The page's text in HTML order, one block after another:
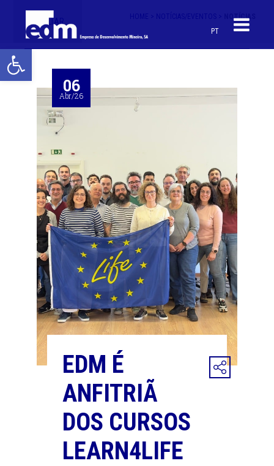
Open toolbar
PT
< VOLTAR NOTÍCIAS
06
Abr/26
EDM É
ANFITRIÃ
DOS CURSOS
LEARN4LIFE